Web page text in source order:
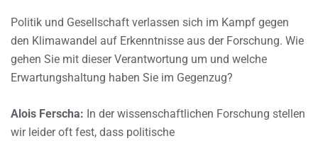
Politik und Gesellschaft verlassen sich im Kampf gegen
den Klimawandel auf Erkenntnisse aus der Forschung. Wie
gehen Sie mit dieser Verantwortung um und welche
Erwartungshaltung haben Sie im Gegenzug?
Alois Ferscha: In der wissenschaftlichen Forschung stellen
wir leider oft fest, dass politische